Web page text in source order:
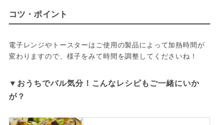
コツ・ポイント
電子レンジやトースターはご使用の製品によって加熱時間が
変わりますので、様子をみて時間を調整してくださいね！
▼おうちでバル気分！こんなレシピもご一緒にいか
が？